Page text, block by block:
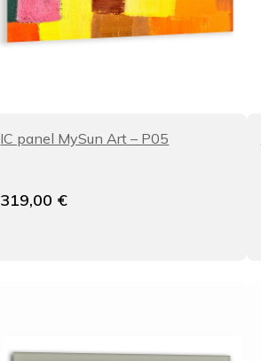
IC panel MySun Art – P05
319,00 €